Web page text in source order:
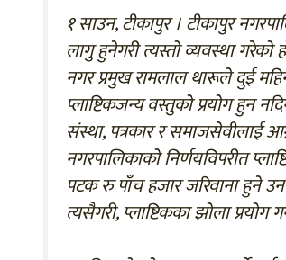
१ साउन, टीकापुर । टीकापुर
लागु हुनेगरी त्यस्तो व्यवस्था गरेको
नगर प्रमुख रामलाल थारूले दुई
प्लाष्टिकजन्य वस्तुको प्रयोग हुन
संस्था, पत्रकार र समाजसेवीलाई
नगरपालिकाको निर्णयविपरीत
पटक रु पाँच हजार जरिवाना हुने
त्यसैगरी, प्लाष्टिकका झोला